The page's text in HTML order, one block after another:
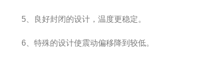
5、良好封闭的设计，温度更稳定。
6、特殊的设计使震动偏移降到较低。